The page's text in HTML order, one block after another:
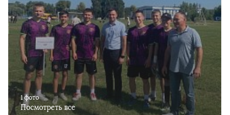
1 фото
Посмотреть все